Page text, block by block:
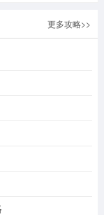
更多攻略>>